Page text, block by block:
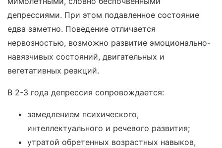
депрессиями. При этом подавленное состояние
едва заметно. Поведение отличается
нервозностью, возможно развитие эмоционально-
навязчивых состояний, двигательных и
вегетативных реакций.
В 2-3 года депрессия сопровождается:
замедлением психического,
интеллектуального и речевого развития;
утратой обретенных возрастных навыков,